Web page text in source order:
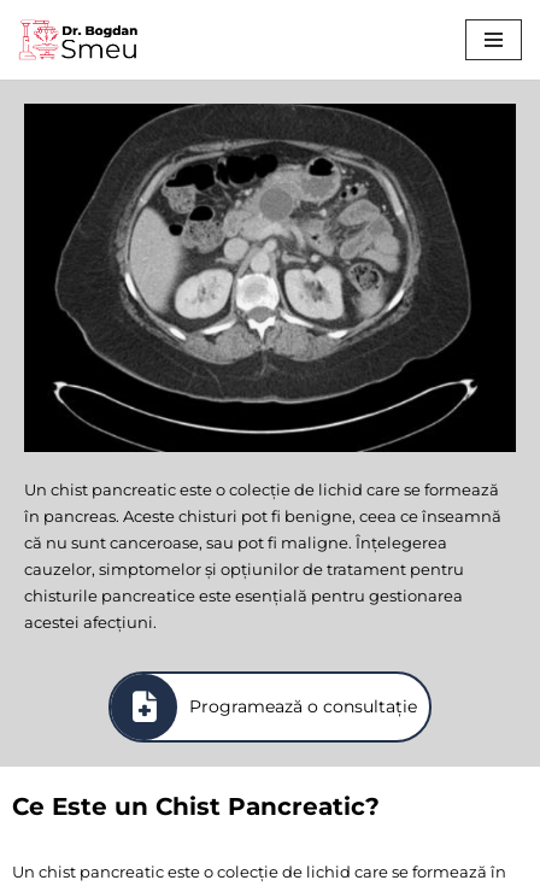
Sari
Chist
Pancreatic
Un chist pancreatic este o colecție de lichid care se formează
în pancreas. Aceste chisturi pot fi benigne, ceea ce înseamnă
că nu sunt canceroase, sau pot fi maligne. Înțelegerea
cauzelor, simptomelor și opțiunilor de tratament pentru
chisturile pancreatice este esențială pentru gestionarea
acestei afecțiuni.
Programează o consultație
Ce Este un Chist Pancreatic?
Un chist pancreatic este o colecție de lichid care se formează în